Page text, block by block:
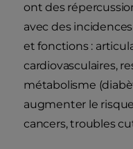
ont des
avec des
et fonctions :
cardiovasculaires,
métabolisme
augmenter le
cancers, troubles